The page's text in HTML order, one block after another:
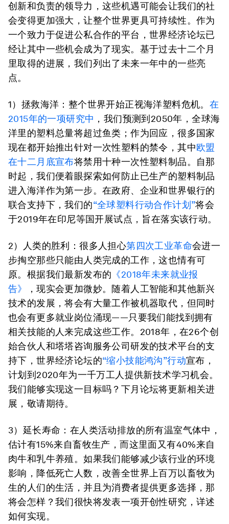
创新和负责的领导力，这些机遇可能会让我们的社
会变得更加强大，让整个世界更具可持续性。作为
一个致力于促进公私合作的平台，世界经济论坛已
经让其中一些机会成为了现实。基于过去十二个月
里取得的进展，我们列出了未来一年中的一些亮
点。
1）拯救海洋： 整个世界开始正视海洋塑料危机。 在
2015年的一项研究中 ，我们预测到2050年，全球海
洋里的塑料总量将超过鱼类；作为回应，很多国家
现在都开始推出针对一次性塑料的禁令，其中欧盟
在十二月底宣布将禁用十种一次性塑料制品。自那
时起，我们便着眼探索如何防止已生产的塑料制品
进入海洋作为第一步。在政府、企业和世界银行的
联合支持下，我们的“全球塑料行动合作计划”将会
于2019年在印尼等国开展试点，旨在落实该行动。
2）人类的胜利：很多人担心第四次工业革命会进一
步掏空那些只能由人类完成的工作，这也情有可
原。根据我们最新发布的 《2018年未来就业报
告》
，现实会更加微妙。随着人工智能和其他新兴
技术的发展，将会有大量工作被机器取代，但同时
也会有更多就业岗位涌现——只要我们能找到拥有
相关技能的人来完成这些工作。2018年，在26个创
始合伙人和塔塔咨询服务公司研发的技术平台的支
持下，世界经济论坛的“缩小技能鸿沟”行动宣布，
计划到2020年为一千万工人提供新技术学习机会。
我们能够实现这一目标吗？下月论坛将更新相关进
展，敬请期待。
3）延长寿命： 在人类活动排放的所有温室气体中，
估计有15%来自畜牧生产，而这里面又有40%来自
肉牛和乳牛养殖。如果我们能够减少该行业的环境
影响，降低死亡人数，改善全世界上百万以畜牧为
生的人们的生活，并且为消费者提供更多选择，那
将会怎样？我们很快将发表一项开创性研究，详述
如何实现。